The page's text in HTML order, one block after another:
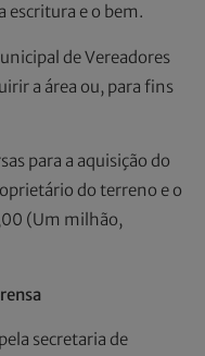
escritura e o bem.
de Vereadores
a área ou, para fins
para a aquisição do
do terreno e o
(Um milhão,
secretaria de